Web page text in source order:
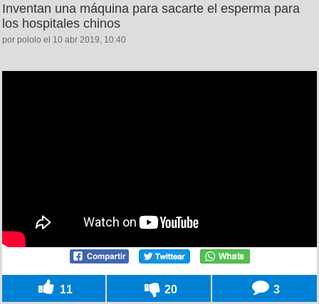
Inventan una máquina para sacarte el esperma para
los hospitales chinos
por pololo el 10 abr 2019, 10:40
11 20 3